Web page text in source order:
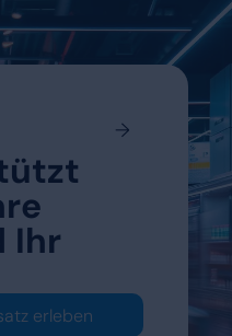
→
Ihr
erleben